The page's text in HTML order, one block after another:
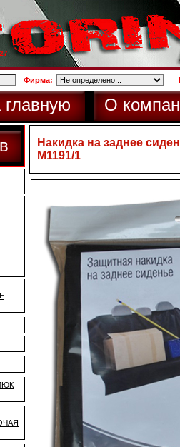
Фирма:
главную О
Накидка на заднее
М1191/1